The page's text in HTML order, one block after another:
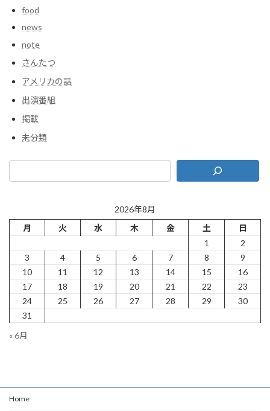
food
news
note
さんたつ
アメリカの話
出演番組
掲載
未分類
2026年8月
月
火 水 木 金 土
日
1
2
3
4 5 6 7 8
9
10
11 12 13 14 15
16
17
18 19 20 21 22
23
24
25 26 27 28 29
30
31
« 6月
Home